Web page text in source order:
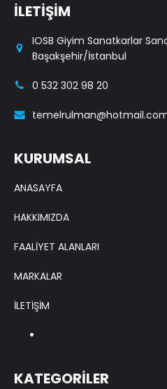
İLETİŞİM
IOSB Giyim Sanatkarlar
Başakşehir/İstanbul
0 532 302 98 20
KURUMSAL
ANASAYFA
HAKKIMIZDA
FAALİYET ALANLARI
MARKALAR
İLETİŞİM
KATEGORİLER